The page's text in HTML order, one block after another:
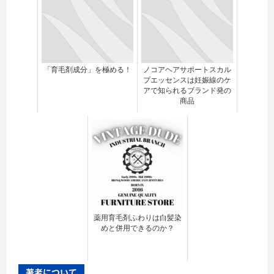
「育毛剤成分」を極める！
ノコアヘアサポートスカル
プエッセンスは妊娠線のケ
アで知られるブランド発の
商品
薬用育毛剤ふわりは白髪染
めと併用できるのか？